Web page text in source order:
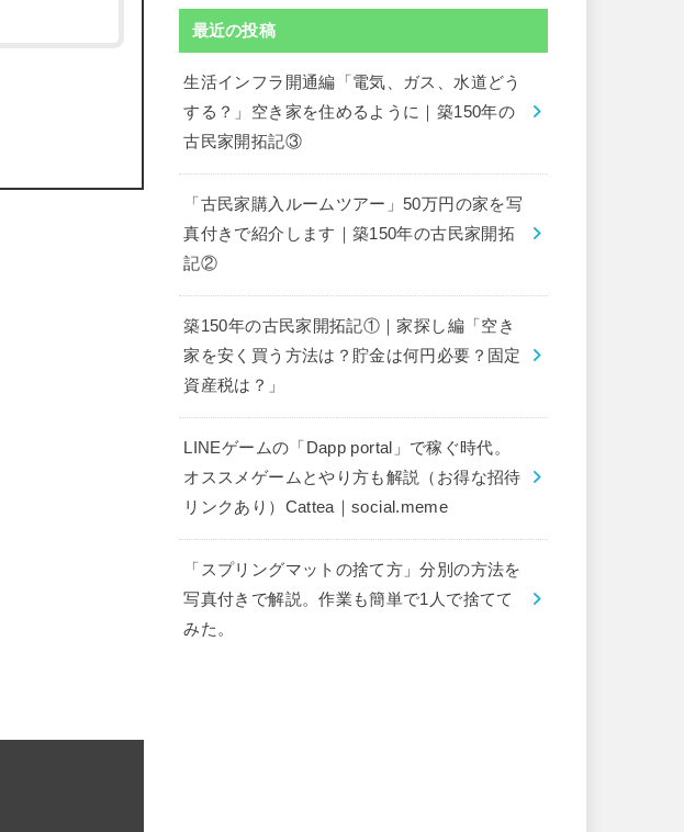
最近の投稿
生活インフラ開通編「電気、ガス、水道どう
する？」空き家を住めるように｜築150年の
古民家開拓記③
「古民家購入ルームツアー」50万円の家を写
真付きで紹介します｜築150年の古民家開拓
記②
築150年の古民家開拓記①｜家探し編「空き
家を安く買う方法は？貯金は何円必要？固定
資産税は？」
LINEゲームの「Dapp portal」で稼ぐ時代。
オススメゲームとやり方も解説（お得な招待
リンクあり）Cattea｜social.meme
「スプリングマットの捨て方」分別の方法を
写真付きで解説。作業も簡単で1人で捨てて
みた。